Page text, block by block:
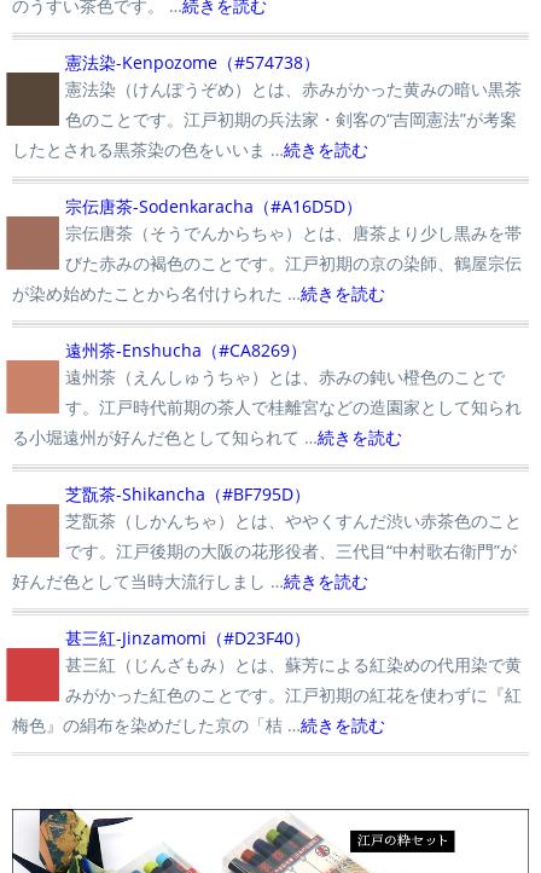
のうすい茶色です。 …続きを読む
■憲法染-Kenpozome（#574738）
憲法染（けんぽうぞめ）とは、赤みがかった黄みの暗い黒茶
色のことです。江戸初期の兵法家・剣客の“吉岡憲法”が考案
したとされる黒茶染の色をいいま …続きを読む
■宗伝唐茶-Sodenkaracha（#A16D5D）
宗伝唐茶（そうでんからちゃ）とは、唐茶より少し黒みを帯
びた赤みの褐色のことです。江戸初期の京の染師、鶴屋宗伝
が染め始めたことから名付けられた …続きを読む
■遠州茶-Enshucha（#CA8269）
遠州茶（えんしゅうちゃ）とは、赤みの鈍い橙色のことで
す。江戸時代前期の茶人で桂離宮などの造園家として知られ
る小堀遠州が好んだ色として知られて …続きを読む
■芝翫茶-Shikancha（#BF795D）
芝翫茶（しかんちゃ）とは、ややくすんだ渋い赤茶色のこと
です。江戸後期の大阪の花形役者、三代目“中村歌右衛門”が
好んだ色として当時大流行しまし …続きを読む
■甚三紅-Jinzamomi（#D23F40）
甚三紅（じんざもみ）とは、蘇芳による紅染めの代用染で黄
みがかった紅色のことです。江戸初期の紅花を使わずに『紅
梅色』の絹布を染めだした京の「桔 …続きを読む